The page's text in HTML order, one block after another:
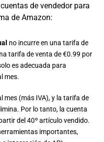
de vendedor para
de Amazon:
no incurre en una tarifa de
tarifa de venta de €0.99 por
es adecuada para
mes.
mes (más IVA), y la tarifa de
Por lo tanto, la cuenta
del 40º artículo vendido.
importantes,